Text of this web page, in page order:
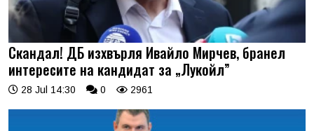
Скандал! ДБ изхвърля Ивайло Мирчев, бранел
интересите на кандидат за „Лукойл”
28 Jul 14:30 0 2961